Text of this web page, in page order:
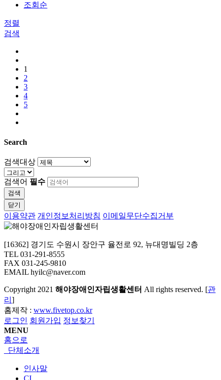
조회순
정렬
검색
1
2
3
4
5
Search
검색대상
검색어 필수
검색
닫기
이용약관 개인정보처리방침 이메일무단수집거부
[16362] 경기도 수원시 장안구 율전로 92, 뉴대명빌딩 2층
TEL 031-291-8555
FAX 031-245-9810
EMAIL hyilc@naver.com
Copyright 2021 해야장애인자립생활센터 All rights reserved. [관
리 ]
홈제작 : www.fivetop.co.kr
로그인 회원가입 정보찾기
MENU
홈으로
단체소개
인사말
CI